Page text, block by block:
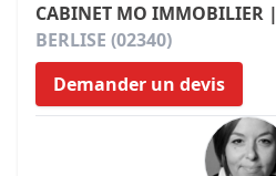
CABINET MO IMMOBILIER |
BERLISE (02340)
Demander un devis